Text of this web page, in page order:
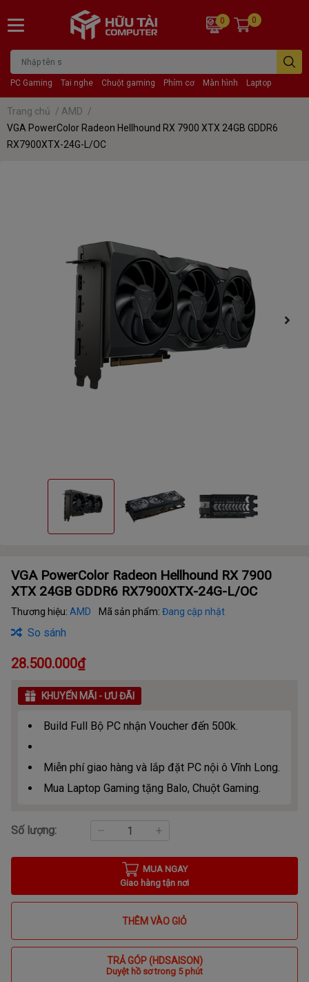
PC Gaming Tai nghe Chuột gaming Phím cơ Màn hình Laptop
0 0
Trang chủ / AMD /
VGA PowerColor Radeon Hellhound RX 7900 XTX 24GB GDDR6
RX7900XTX-24G-L/OC
VGA PowerColor Radeon Hellhound RX 7900
XTX 24GB GDDR6 RX7900XTX-24G-L/OC
Thương hiệu: AMD Mã sản phẩm: Đang cập nhật
So sánh
28.500.000₫
KHUYẾN MÃI - ƯU ĐÃI
Build Full Bộ PC nhận Voucher đến 500k.
Miễn phí giao hàng và lắp đặt PC nội ô Vĩnh Long.
Mua Laptop Gaming tặng Balo, Chuột Gaming.
Số lượng:
MUA NGAY
Giao hàng tận nơi
THÊM VÀO GIỎ
TRẢ GÓP (HDSAISON)
Duyệt hồ sơ trong 5 phút